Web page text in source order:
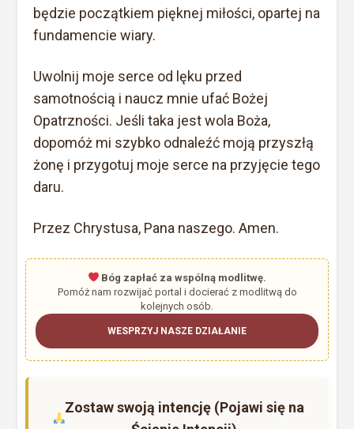
będzie początkiem pięknej miłości, opartej na
fundamencie wiary.
Uwolnij moje serce od lęku przed
samotnością i naucz mnie ufać Bożej
Opatrzności. Jeśli taka jest wola Boża,
dopomóż mi szybko odnaleźć moją przyszłą
żonę i przygotuj moje serce na przyjęcie tego
daru.
Przez Chrystusa, Pana naszego. Amen.
Bóg zapłać za wspólną modlitwę.
Pomóż nam rozwijać portal i docierać z modlitwą do
kolejnych osób.
WESPRZYJ NASZE DZIAŁANIE
Zostaw swoją intencję (Pojawi się na